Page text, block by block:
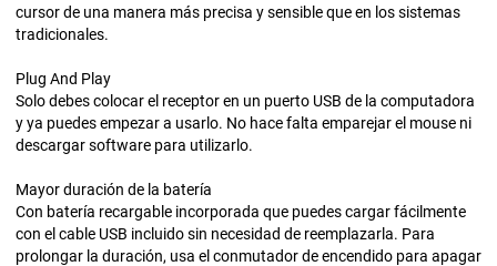
cursor de una manera más precisa y sensible que en los sistemas
tradicionales.
Plug And Play
Solo debes colocar el receptor en un puerto USB de la computadora
y ya puedes empezar a usarlo. No hace falta emparejar el mouse ni
descargar software para utilizarlo.
Mayor duración de la batería
Con batería recargable incorporada que puedes cargar fácilmente
con el cable USB incluido sin necesidad de reemplazarla. Para
prolongar la duración, usa el conmutador de encendido para apagar